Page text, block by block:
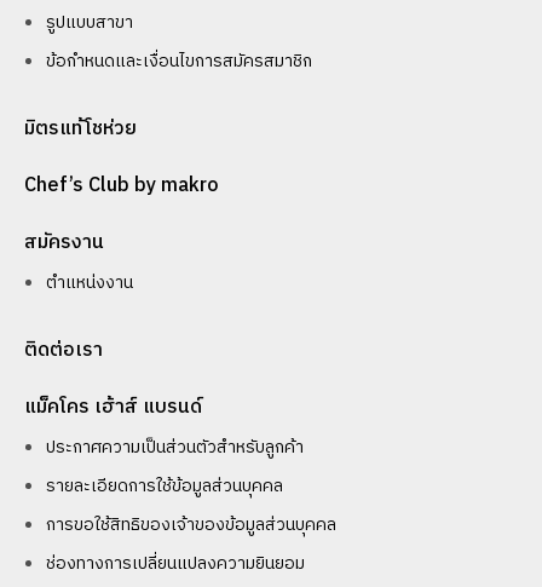
รูปแบบสาขา
ข้อกำหนดและเงื่อนไขการสมัครสมาชิก
มิตรแท้โชห่วย
Chef’s Club by makro
สมัครงาน
ตำแหน่งงาน
ติดต่อเรา
แม็คโคร เฮ้าส์ แบรนด์
ประกาศความเป็นส่วนตัวสำหรับลูกค้า
รายละเอียดการใช้ข้อมูลส่วนบุคคล
การขอใช้สิทธิของเจ้าของข้อมูลส่วนบุคคล
ช่องทางการเปลี่ยนแปลงความยินยอม